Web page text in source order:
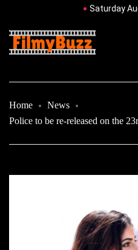
Saturday
Home
News
Police to be re-released on the